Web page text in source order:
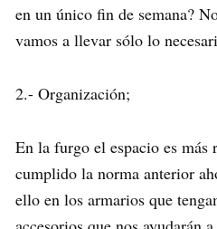
en un único fin de semana?
vamos a llevar sólo lo
2.- Organización;
En la furgo el espacio es más
cumplido la norma anterior
ello en los armarios que